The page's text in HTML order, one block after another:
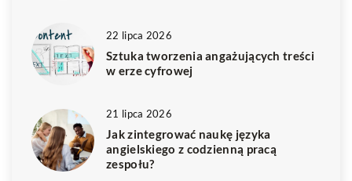
22 lipca 2026
Sztuka tworzenia angażujących treści
w erze cyfrowej
21 lipca 2026
Jak zintegrować naukę języka
angielskiego z codzienną pracą
zespołu?